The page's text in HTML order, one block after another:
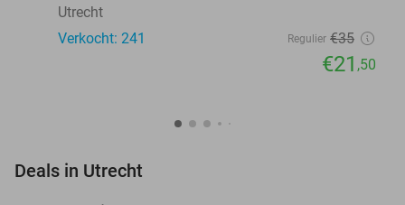
Utrecht
Verkocht: 241
Regulier €35
€21 ,50
Deals in Utrecht